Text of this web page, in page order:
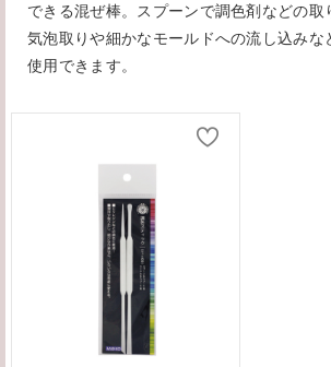
できる混ぜ棒。スプーンで調色剤などの取
気泡取りや細かなモールドへの流し込みな
使用できます。